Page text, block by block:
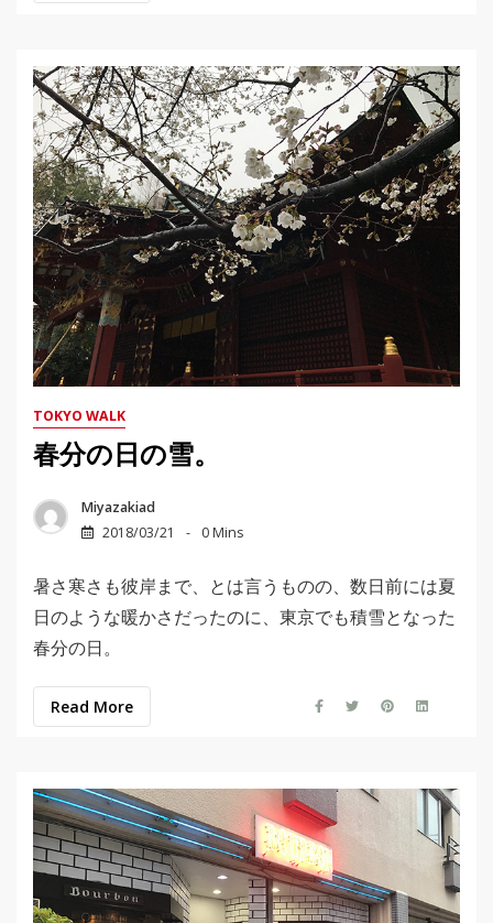
TOKYO WALK
春分の日の雪。
Miyazakiad
2018/03/21
0 Mins
暑さ寒さも彼岸まで、とは言うものの、数日前には夏
日のような暖かさだったのに、東京でも積雪となった
春分の日。
Read More